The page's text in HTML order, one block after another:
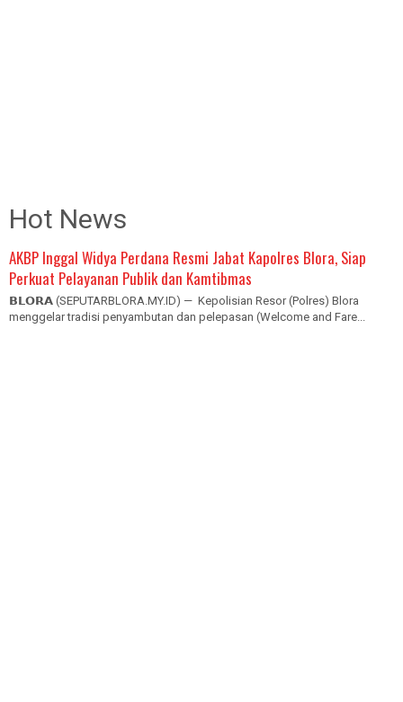
Hot News
AKBP Inggal Widya Perdana Resmi Jabat Kapolres Blora, Siap
Perkuat Pelayanan Publik dan Kamtibmas
𝗕𝗟𝗢𝗥𝗔 (SEPUTARBLORA.MY.ID) — Kepolisian Resor (Polres) Blora
menggelar tradisi penyambutan dan pelepasan (Welcome and Fare...